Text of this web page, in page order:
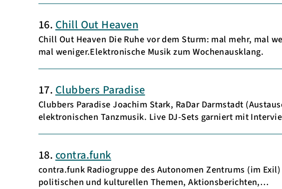
16. Chill Out Heaven
Chill Out Heaven Die Ruhe vor dem Sturm: mal mehr, mal
mal weniger.Elektronische Musik zum Wochenausklang.
17. Clubbers Paradise
Clubbers Paradise Joachim Stark, RaDar Darmstadt
elektronischen Tanzmusik. Live DJ-Sets garniert mit
18. contra.funk
contra.funk Radiogruppe des Autonomen Zentrums (im
politischen und kulturellen Themen, Aktionsberichten,…